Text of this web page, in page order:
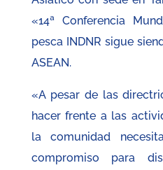
«14ª Conferencia
pesca INDNR sigue
ASEAN.
«A pesar de las
hacer frente a las
la comunidad
compromiso para